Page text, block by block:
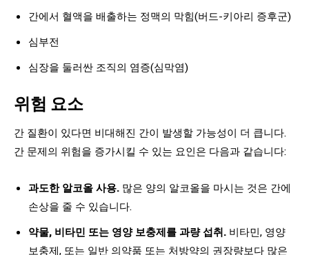
간에서 혈액을 배출하는 정맥의 막힘(버드-키아리 증후군)
심부전
심장을 둘러싼 조직의 염증(심막염)
위험 요소
간 질환이 있다면 비대해진 간이 발생할 가능성이 더 큽니다.
간 문제의 위험을 증가시킬 수 있는 요인은 다음과 같습니다:
과도한 알코올 사용. 많은 양의 알코올을 마시는 것은 간에
손상을 줄 수 있습니다.
약물, 비타민 또는 영양 보충제를 과량 섭취. 비타민, 영양
보충제, 또는 일반 의약품 또는 처방약의 권장량보다 많은